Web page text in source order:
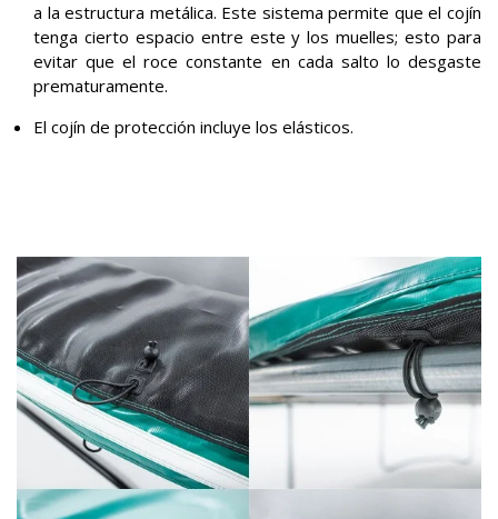
a la estructura metálica. Este sistema permite que el cojín
tenga cierto espacio entre este y los muelles; esto para
evitar que el roce constante en cada salto lo desgaste
prematuramente.
El cojín de protección incluye los elásticos.